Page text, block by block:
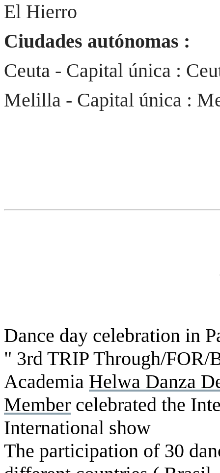
El Hierro
Ciudades autónomas :
Ceuta - Capital única :
Melilla - Capital única :
Dance day celebration in
" 3rd TRIP Through/
Academia Helwa Danza
Member celebrated the
International show
The participation of 30